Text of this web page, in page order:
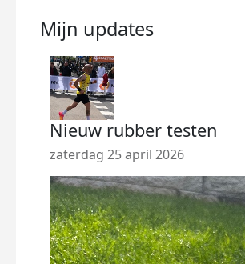
Mijn updates
Nieuw rubber testen
zaterdag 25 april 2026